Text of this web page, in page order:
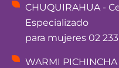
CHUQUIRAHUA -
Especializado
para mujeres 02 233
WARMI